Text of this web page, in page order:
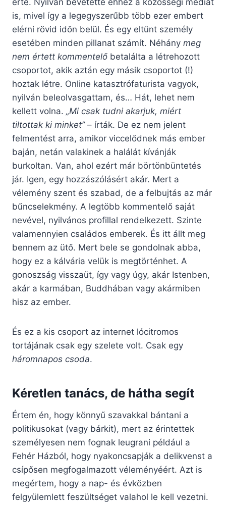
érte. Nyilván bevetette ehhez a közösségi médiát
is, mivel így a legegyszerűbb több ezer embert
elérni rövid időn belül. És egy eltűnt személy
esetében minden pillanat számít. Néhány meg
nem értett kommentelő betalálta a létrehozott
csoportot, akik aztán egy másik csoportot (!)
hoztak létre. Online katasztrófaturista vagyok,
nyilván beleolvasgattam, és… Hát, lehet nem
kellett volna. „Mi csak tudni akarjuk, miért
tiltottak ki minket”– írták. De ez nem jelent
felmentést arra, amikor viccelődnek más ember
baján, netán valakinek a halálát kívánják
burkoltan. Van, ahol ezért már börtönbüntetés
jár. Igen, egy hozzászólásért akár. Mert a
vélemény szent és szabad, de a felbujtás az már
bűncselekmény. A legtöbb kommentelő saját
nevével, nyilvános profillal rendelkezett. Szinte
valamennyien családos emberek. És itt állt meg
bennem az ütő. Mert bele se gondolnak abba,
hogy ez a kálvária velük is megtörténhet. A
gonoszság visszaüt, így vagy úgy, akár Istenben,
akár a karmában, Buddhában vagy akármiben
hisz az ember.
És ez a kis csoport az internet lócitromos
tortájának csak egy szelete volt. Csak egy
háromnapos csoda.
Kéretlen tanács, de hátha segít
Értem én, hogy könnyű szavakkal bántani a
politikusokat (vagy bárkit), mert az érintettek
személyesen nem fognak leugrani például a
Fehér Házból, hogy nyakoncsapják a delikvenst a
csípősen megfogalmazott véleményéért. Azt is
megértem, hogy a nap- és évközben
felgyülemlett feszültséget valahol le kell vezetni.